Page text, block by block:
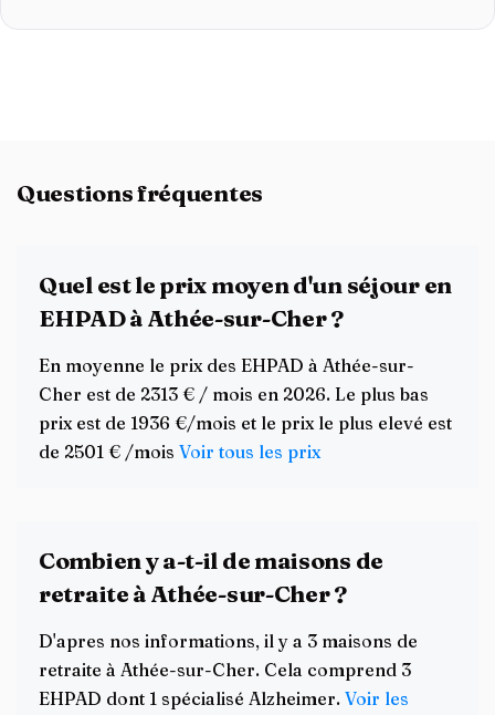
Questions fréquentes
Quel est le prix moyen d'un séjour en
EHPAD à Athée-sur-Cher ?
En moyenne le prix des EHPAD à Athée-sur-
Cher est de 2313 € / mois en 2026. Le plus bas
prix est de 1936 €/mois et le prix le plus elevé est
de 2501 € /mois Voir tous les prix
Combien y a-t-il de maisons de
retraite à Athée-sur-Cher ?
D'apres nos informations, il y a 3 maisons de
retraite à Athée-sur-Cher. Cela comprend 3
EHPAD dont 1 spécialisé Alzheimer. Voir les